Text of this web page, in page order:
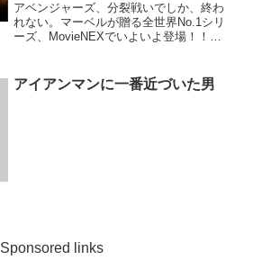
アベンジャーズ、分裂戦いでしか、終わ
れない。マーベルが贈る全世界No.1シリ
ーズ、MovieNEXでいよいよ登場！！世
り、激しく対立するアイアンマンとキャ
プテン・アメリ...
アイアンマンに一番近づいた男
Sponsored links